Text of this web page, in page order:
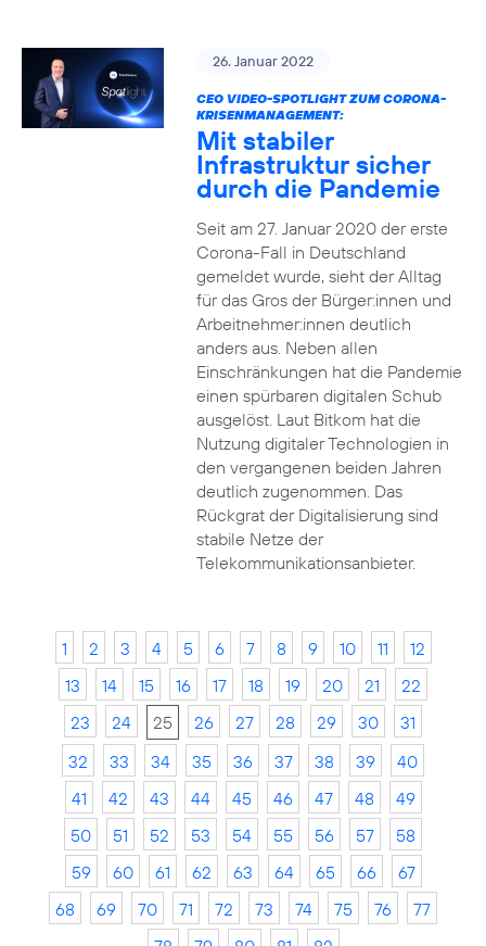
26. Januar 2022
CEO VIDEO-SPOTLIGHT ZUM CORONA-
KRISENMANAGEMENT:
Mit stabiler
Infrastruktur sicher
durch die Pandemie
Seit am 27. Januar 2020 der erste
Corona-Fall in Deutschland
gemeldet wurde, sieht der Alltag
für das Gros der Bürger:innen und
Arbeitnehmer:innen deutlich
anders aus. Neben allen
Einschränkungen hat die Pandemie
einen spürbaren digitalen Schub
ausgelöst. Laut Bitkom hat die
Nutzung digitaler Technologien in
den vergangenen beiden Jahren
deutlich zugenommen. Das
Rückgrat der Digitalisierung sind
stabile Netze der
Telekommunikationsanbieter.
1 2 3 4 5 6 7 8 9 10 11
12
13
14 15 16 17 18 19 20 21
22
23
24 25 26 27 28 29 30
31
32
33 34 35 36 37 38 39
40
41
42 43 44 45 46 47 48
49
50
51 52 53 54 55 56 57
58
59
60 61 62 63 64 65 66
67
68
69 70 71 72 73 74 75 76
77